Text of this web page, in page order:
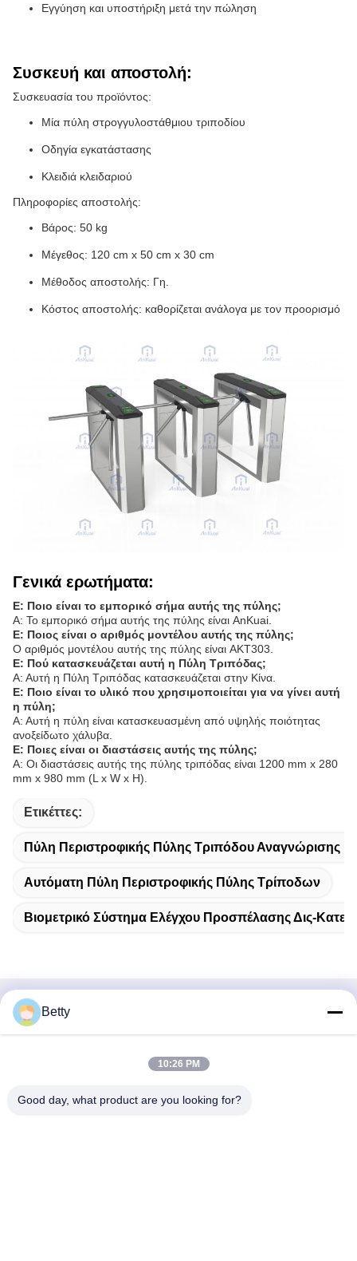
Εγγύηση και υποστήριξη μετά την πώληση
Συσκευή και αποστολή:
Συσκευασία του προϊόντος:
Μία πύλη στρογγυλοστάθμιου τριποδίου
Οδηγία εγκατάστασης
Κλειδιά κλειδαριού
Πληροφορίες αποστολής:
Βάρος: 50 kg
Μέγεθος: 120 cm x 50 cm x 30 cm
Μέθοδος αποστολής: Γη.
Κόστος αποστολής: καθορίζεται ανάλογα με τον προορισμό
Γενικά ερωτήματα:
Ε: Ποιο είναι το εμπορικό σήμα αυτής της πύλης;
Α: Το εμπορικό σήμα αυτής της πύλης είναι AnKuai.
Ε: Ποιος είναι ο αριθμός μοντέλου αυτής της πύλης;
Ο αριθμός μοντέλου αυτής της πύλης είναι AKT303.
Ε: Πού κατασκευάζεται αυτή η Πύλη Τριπόδας;
Α: Αυτή η Πύλη Τριπόδας κατασκευάζεται στην Κίνα.
Ε: Ποιο είναι το υλικό που χρησιμοποιείται για να γίνει αυτή
η πύλη;
Α: Αυτή η πύλη είναι κατασκευασμένη από υψηλής ποιότητας
ανοξείδωτο χάλυβα.
Ε: Ποιες είναι οι διαστάσεις αυτής της πύλης;
Α: Οι διαστάσεις αυτής της πύλης τριπόδας είναι 1200 mm x 280
mm x 980 mm (L x W x H).
Ετικέττες:
Πύλη Περιστροφικής Πύλης Τριπόδου Αναγνώρισης
Αυτόματη Πύλη Περιστροφικής Πύλης Τρίποδων
Βιομετρικό Σύστημα Ελέγχου Προσπέλασης Δις-
Γρήγορη επικοινωνία
Guangdong, Κίνα
Betty
10:26 PM
Good day, what product are you looking for?